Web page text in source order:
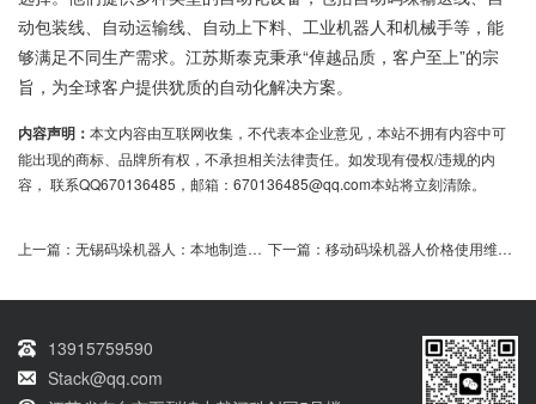
动包装线、自动运输线、自动上下料、工业机器人和机械手等，能
够满足不同生产需求。江苏斯泰克秉承“倬越品质，客户至上”的宗
旨，为全球客户提供犹质的自动化解决方案。
内容声明： 本文内容由互联网收集，不代表本企业意见，本站不拥有内容中可
能出现的商标、品牌所有权，不承担相关法律责任。如发现有侵权/违规的内
容， 联系QQ670136485，邮箱：670136485@qq.com本站将立刻清除。
上一篇： 无锡码垛机器人：本地制造，高效节能新选择 下一篇： 移动码垛机器人价格使用维护全攻略
13915759590
Stack@qq.com